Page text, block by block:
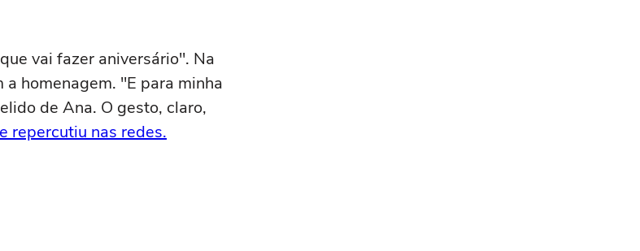
vai fazer aniversário". Na
homenagem. "E para minha
de Ana. O gesto, claro,
repercutiu nas redes.